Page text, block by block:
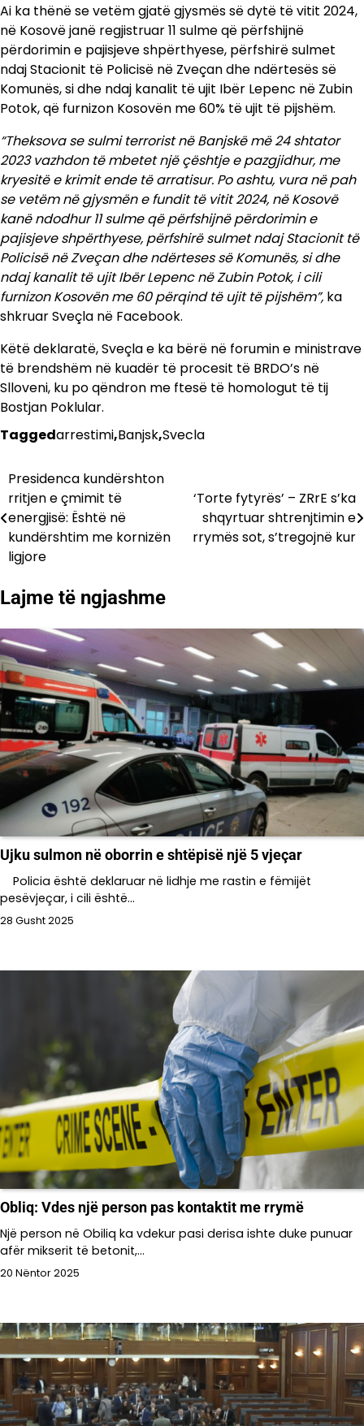
Ai ka thënë se vetëm gjatë gjysmës së dytë të vitit 2024,
në Kosovë janë regjistruar 11 sulme që përfshijnë
përdorimin e pajisjeve shpërthyese, përfshirë sulmet
ndaj Stacionit të Policisë në Zveçan dhe ndërtesës së
Komunës, si dhe ndaj kanalit të ujit Ibër Lepenc në Zubin
Potok, që furnizon Kosovën me 60% të ujit të pijshëm.
“Theksova se sulmi terrorist në Banjskë më 24 shtator
2023 vazhdon të mbetet një çështje e pazgjidhur, me
kryesitë e krimit ende të arratisur. Po ashtu, vura në pah
se vetëm në gjysmën e fundit të vitit 2024, në Kosovë
kanë ndodhur 11 sulme që përfshijnë përdorimin e
pajisjeve shpërthyese, përfshirë sulmet ndaj Stacionit të
Policisë në Zveçan dhe ndërteses së Komunës, si dhe
ndaj kanalit të ujit Ibër Lepenc në Zubin Potok, i cili
furnizon Kosovën me 60 përqind të ujit të pijshëm”, ka
shkruar Sveçla në Facebook.
Këtë deklaratë, Sveçla e ka bërë në forumin e ministrave
të brendshëm në kuadër të procesit të BRDO’s në
Slloveni, ku po qëndron me ftesë të homologut të tij
Bostjan Poklular.
Taggedarrestimi,Banjsk,Svecla
Lëvizje
te
postimet
Presidenca kundërshton
rritjen e çmimit të
energjisë: Është në
kundërshtim me kornizën
ligjore
‘Torte fytyrës’ – ZRrE s’ka
shqyrtuar shtrenjtimin e
rrymës sot, s’tregojnë kur
Lajme të ngjashme
Ujku sulmon në oborrin e shtëpisë një 5 vjeçar
Policia është deklaruar në lidhje me rastin e fëmijët
pesëvjeçar, i cili është…
28 Gusht 2025
Obliq: Vdes një person pas kontaktit me rrymë
Një person në Obiliq ka vdekur pasi derisa ishte duke punuar
afër mikserit të betonit,…
20 Nëntor 2025